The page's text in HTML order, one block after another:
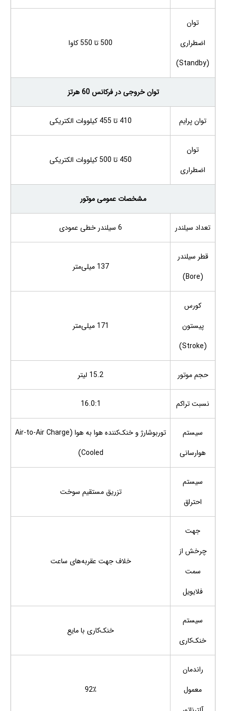
توان
اضطراری
(Standby)
500 تا 550 کاوا
توان خروجی در فرکانس 60 هرتز
توان پرایم 410 تا 455 کیلووات الکتریکی
توان
اضطراری
450 تا 500 کیلووات الکتریکی
مشخصات عمومی موتور
تعداد سیلندر 6 سیلندر خطی عمودی
قطر سیلندر
(Bore)
137 میلی‌متر
کورس
پیستون
(Stroke)
171 میلی‌متر
حجم موتور 15.2 لیتر
نسبت تراکم 16.0:1
سیستم
هوارسانی
توربوشارژ و خنک‌کننده هوا به هوا (Air-to-Air Charge
Cooled)
سیستم
احتراق
تزریق مستقیم سوخت
جهت
چرخش از
سمت
فلایویل
خلاف جهت عقربه‌های ساعت
سیستم
خنک‌کاری
خنک‌کاری با مایع
راندمان
معمول
92٪